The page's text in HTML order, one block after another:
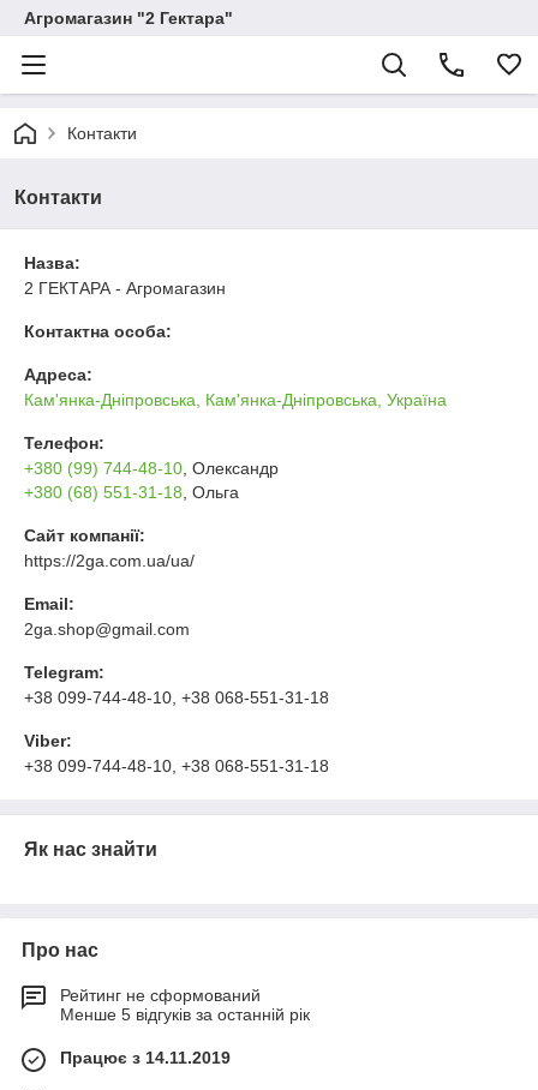
Агромагазин "2 Гектара"
Контакти
Контакти
Назва:
2 ГЕКТАРА - Агромагазин
Контактна особа:
Адреса:
Кам'янка-Дніпровська, Кам'янка-Дніпровська, Україна
Телефон:
+380 (99) 744-48-10 , Олександр
+380 (68) 551-31-18 , Ольга
Сайт компанії:
https://2ga.com.ua/ua/
Email:
2ga.shop@gmail.com
Telegram:
+38 099-744-48-10, +38 068-551-31-18
Viber:
+38 099-744-48-10, +38 068-551-31-18
Як нас знайти
Про нас
Рейтинг не сформований
Менше 5 відгуків за останній рік
Працює з 14.11.2019